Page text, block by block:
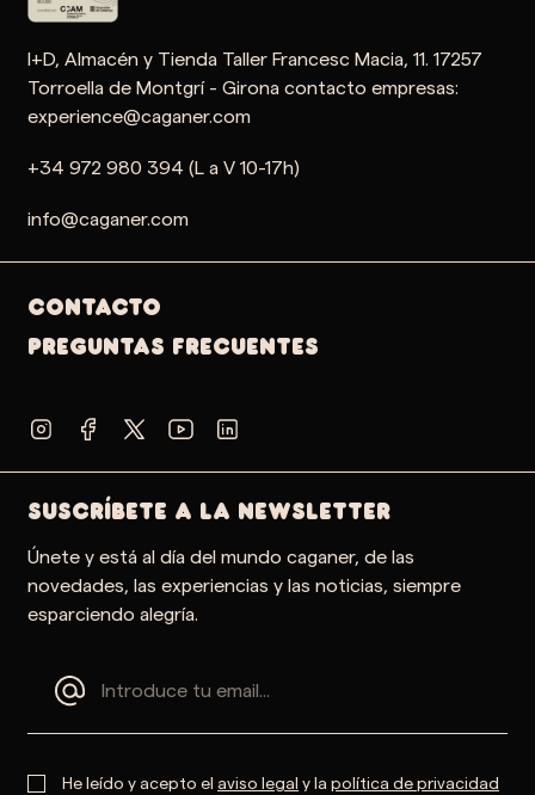
I+D, Almacén y Tienda Taller Francesc Macia, 11. 17257
Torroella de Montgrí - Girona contacto empresas:
experience@caganer.com
+34 972 980 394 (L a V 10-17h)
info@caganer.com
Contacto
PREGUNTAS FRECUENTES
SUSCRÍBETE A LA NEWSLETTER
Únete y está al día del mundo caganer, de las
novedades, las experiencias y las noticias, siempre
esparciendo alegría.
He leído y acepto el aviso legal y la política de privacidad